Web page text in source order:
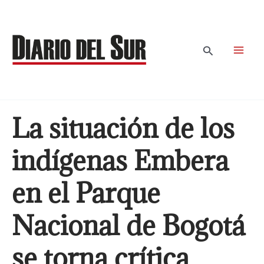
contenido
Buscar
La situación de los
indígenas Embera
en el Parque
Nacional de Bogotá